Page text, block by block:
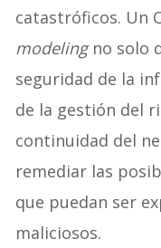
catastróficos. Un
modelingno solo
seguridad de la
de la gestión del
continuidad del
remediar las
que puedan ser
maliciosos.